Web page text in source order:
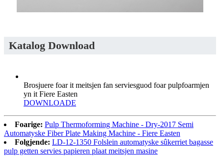
Katalog Download
Brosjuere foar it meitsjen fan serviesguod foar pulpfoarmjen
yn it Fiere Easten
DOWNLOADE
Foarige: Pulp Thermoforming Machine - Dry-2017 Semi
Automatyske Fiber Plate Making Machine - Fiere Easten
Folgjende: LD-12-1350 Folslein automatyske sûkerriet bagasse
pulp getten servies papieren plaat meitsjen masine